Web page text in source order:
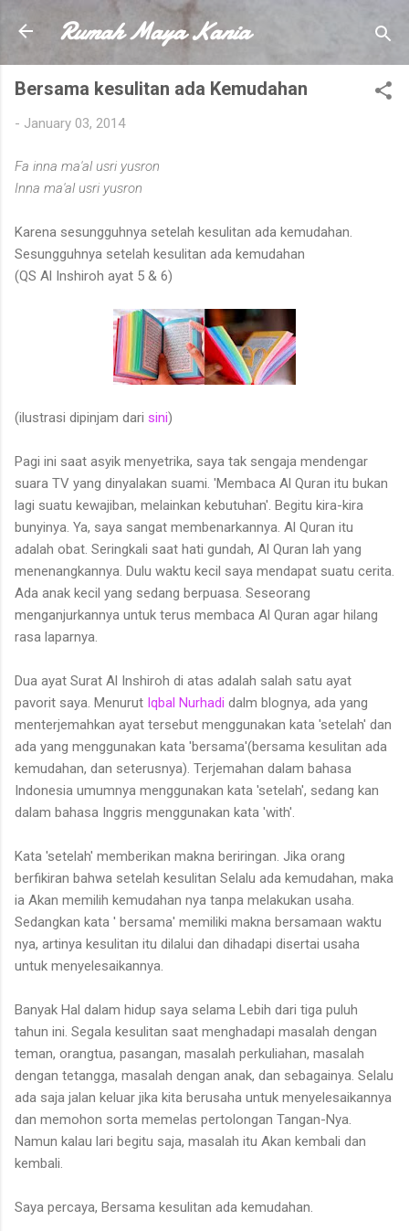
Skip to main content
Rumah Maya Kania
Bersama kesulitan ada Kemudahan
- January 03, 2014
Fa inna ma'al usri yusron
Inna ma'al usri yusron
Karena sesungguhnya setelah kesulitan ada kemudahan.
Sesungguhnya setelah kesulitan ada kemudahan
(QS Al Inshiroh ayat 5 & 6)
(ilustrasi dipinjam dari sini)
Pagi ini saat asyik menyetrika, saya tak sengaja mendengar
suara TV yang dinyalakan suami. 'Membaca Al Quran itu bukan
lagi suatu kewajiban, melainkan kebutuhan'. Begitu kira-kira
bunyinya. Ya, saya sangat membenarkannya. Al Quran itu
adalah obat. Seringkali saat hati gundah, Al Quran lah yang
menenangkannya. Dulu waktu kecil saya mendapat suatu cerita.
Ada anak kecil yang sedang berpuasa. Seseorang
menganjurkannya untuk terus membaca Al Quran agar hilang
rasa laparnya.
Dua ayat Surat Al Inshiroh di atas adalah salah satu ayat
pavorit saya. Menurut Iqbal Nurhadi dalm blognya, ada yang
menterjemahkan ayat tersebut menggunakan kata 'setelah' dan
ada yang menggunakan kata 'bersama'(bersama kesulitan ada
kemudahan, dan seterusnya). Terjemahan dalam bahasa
Indonesia umumnya menggunakan kata 'setelah', sedang kan
dalam bahasa Inggris menggunakan kata 'with'.
Kata 'setelah' memberikan makna beriringan. Jika orang
berfikiran bahwa setelah kesulitan Selalu ada kemudahan, maka
ia Akan memilih kemudahan nya tanpa melakukan usaha.
Sedangkan kata ' bersama' memiliki makna bersamaan waktu
nya, artinya kesulitan itu dilalui dan dihadapi disertai usaha
untuk menyelesaikannya.
Banyak Hal dalam hidup saya selama Lebih dari tiga puluh
tahun ini. Segala kesulitan saat menghadapi masalah dengan
teman, orangtua, pasangan, masalah perkuliahan, masalah
dengan tetangga, masalah dengan anak, dan sebagainya. Selalu
ada saja jalan keluar jika kita berusaha untuk menyelesaikannya
dan memohon sorta memelas pertolongan Tangan-Nya.
Namun kalau lari begitu saja, masalah itu Akan kembali dan
kembali.
Saya percaya, Bersama kesulitan ada kemudahan.